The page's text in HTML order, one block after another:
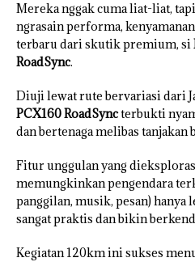
Mereka nggak cuma liat-liat, tapi
ngrasain performa,
terbaru dari skutik premium, si
RoadSync.
Diuji lewat rute bervariasi dari
PCX160 RoadSyncterbukti
dan bertenaga melibas tanjakan
Fitur unggulan yang
memungkinkan pengendara
panggilan, musik, pesan) hanya
sangat praktis dan bikin
Kegiatan 120km ini sukses